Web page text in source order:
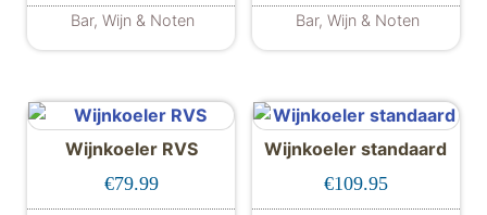
Bar, Wijn & Noten Bar, Wijn & Noten
Dit product
Wijnkoeler RVS
€79.99
Wijnkoeler standaard
€109.95